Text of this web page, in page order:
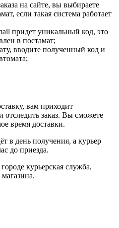
на сайте, вы выбираете
если такая система работает
придет уникальный код, это
в постамат;
вводите полученный код и
вам приходит
заказ. Вы сможете
время доставки.
в день получения, а курьер
до приезда.
курьерская служба,